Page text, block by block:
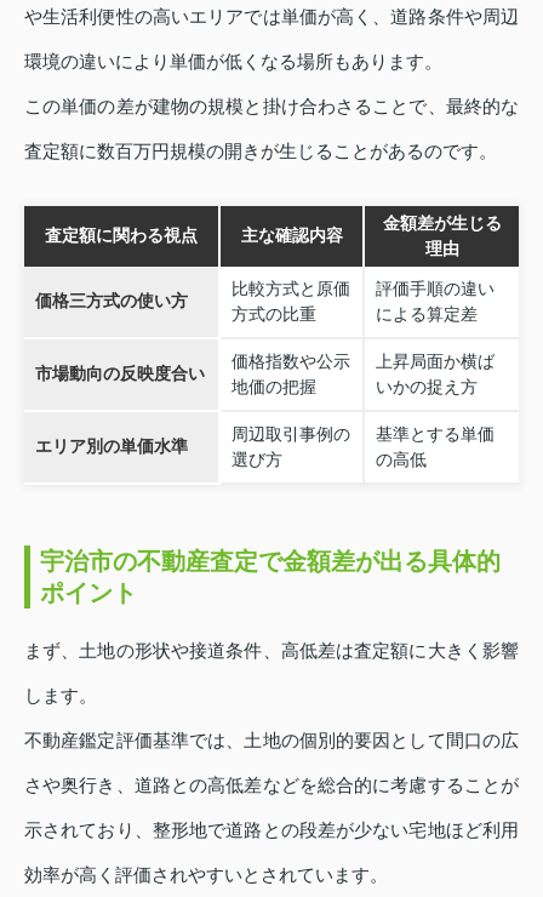
や生活利便性の高いエリアでは単価が高く、道路条件や周辺
環境の違いにより単価が低くなる場所もあります。
この単価の差が建物の規模と掛け合わさることで、最終的な
査定額に数百万円規模の開きが生じることがあるのです。
査定額に関わる視点 主な確認内容
金額差が生じる
理由
価格三方式の使い方
比較方式と原価
方式の比重
評価手順の違い
による算定差
市場動向の反映度合い
価格指数や公示
地価の把握
上昇局面か横ば
いかの捉え方
エリア別の単価水準
周辺取引事例の
選び方
基準とする単価
の高低
宇治市の不動産査定で金額差が出る具体的
ポイント
まず、土地の形状や接道条件、高低差は査定額に大きく影響
します。
不動産鑑定評価基準では、土地の個別的要因として間口の広
さや奥行き、道路との高低差などを総合的に考慮することが
示されており、整形地で道路との段差が少ない宅地ほど利用
効率が高く評価されやすいとされています。